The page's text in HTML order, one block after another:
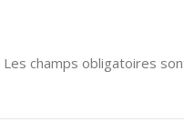
Les champs obligatoires